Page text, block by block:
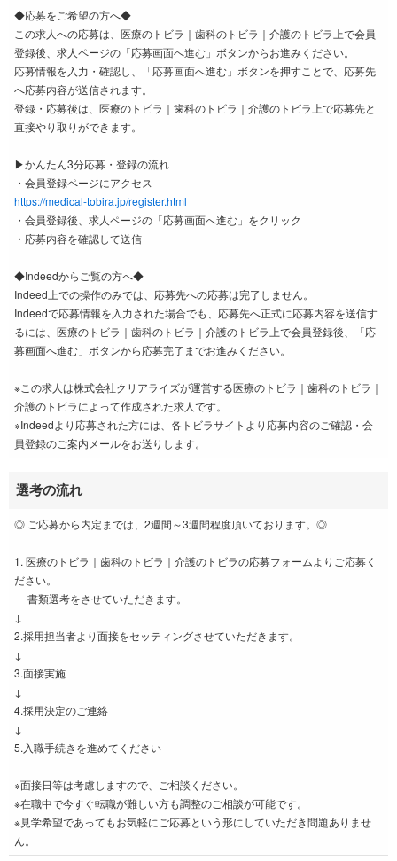
◆応募をご希望の方へ◆
この求人への応募は、医療のトビラ｜歯科のトビラ｜介護のトビラ上で会員
登録後、求人ページの「応募画面へ進む」ボタンからお進みください。
応募情報を入力・確認し、「応募画面へ進む」ボタンを押すことで、応募先
へ応募内容が送信されます。
登録・応募後は、医療のトビラ｜歯科のトビラ｜介護のトビラ上で応募先と
直接やり取りができます。
▶かんたん3分応募・登録の流れ
・会員登録ページにアクセス
https://medical-tobira.jp/register.html
・会員登録後、求人ページの「応募画面へ進む」をクリック
・応募内容を確認して送信
◆Indeedからご覧の方へ◆
Indeed上での操作のみでは、応募先への応募は完了しません。
Indeedで応募情報を入力された場合でも、応募先へ正式に応募内容を送信す
るには、医療のトビラ｜歯科のトビラ｜介護のトビラ上で会員登録後、「応
募画面へ進む」ボタンから応募完了までお進みください。
※この求人は株式会社クリアライズが運営する医療のトビラ｜歯科のトビラ｜
介護のトビラによって作成された求人です。
※Indeedより応募された方には、各トビラサイトより応募内容のご確認・会
員登録のご案内メールをお送りします。
選考の流れ
◎ ご応募から内定までは、2週間～3週間程度頂いております。◎
1. 医療のトビラ｜歯科のトビラ｜介護のトビラの応募フォームよりご応募く
ださい。
書類選考をさせていただきます。
↓
2.採用担当者より面接をセッティングさせていただきます。
↓
3.面接実施
↓
4.採用決定のご連絡
↓
5.入職手続きを進めてください
※面接日等は考慮しますので、ご相談ください。
※在職中で今すぐ転職が難しい方も調整のご相談が可能です。
※見学希望であってもお気軽にご応募という形にしていただき問題ありませ
ん。